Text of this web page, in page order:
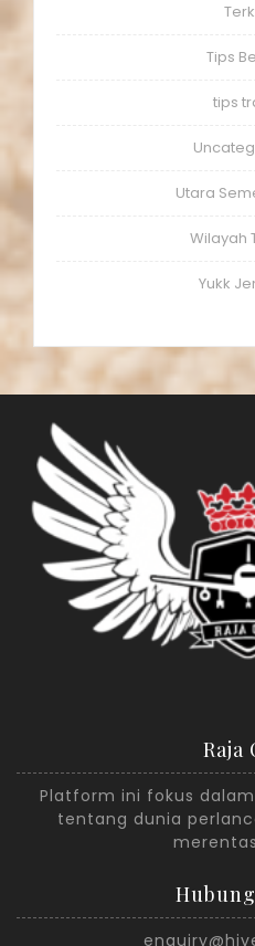
Tips
tips
Utara
Wilayah
Yukk
Raja
Platform ini fokus
tentang dunia